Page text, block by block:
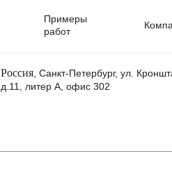
Примеры
работ
Россия, Санкт-Петербург, ул.
д.11, литер А, офис 302